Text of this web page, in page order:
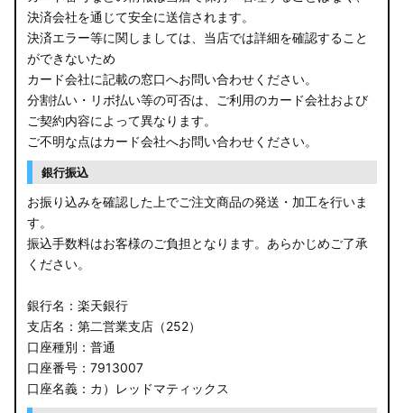
決済会社を通じて安全に送信されます。
決済エラー等に関しましては、当店では詳細を確認すること
ができないため
カード会社に記載の窓口へお問い合わせください。
分割払い・リボ払い等の可否は、ご利用のカード会社および
ご契約内容によって異なります。
ご不明な点はカード会社へお問い合わせください。
銀行振込
お振り込みを確認した上でご注文商品の発送・加工を行いま
す。
振込手数料はお客様のご負担となります。あらかじめご了承
ください。
銀行名：楽天銀行
支店名：第二営業支店（252）
口座種別：普通
口座番号：7913007
口座名義：カ）レッドマティックス